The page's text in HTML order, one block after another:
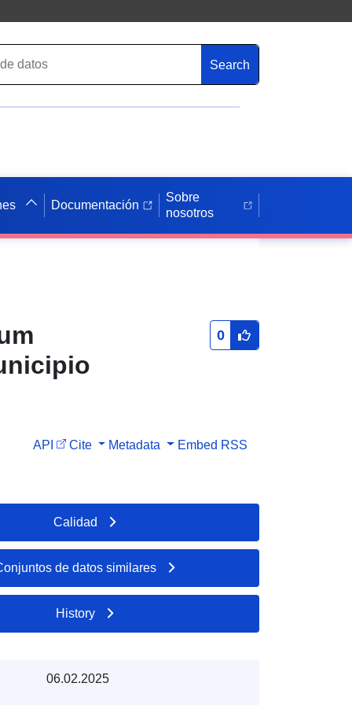
Search
Documentación
Sobre
nosotros
0
API Cite Metadata Embed RSS
Calidad
de datos similares
History
06.02.2025